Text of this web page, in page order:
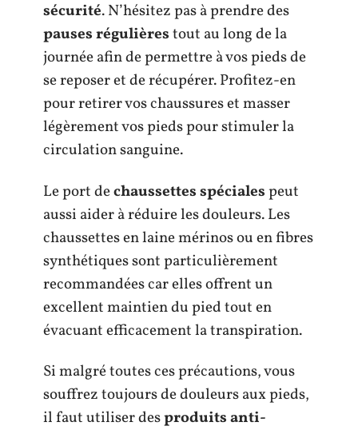
sécurité. N’hésitez pas à prendre des
pauses régulièrestout au long de la
journée afin de permettre à vos pieds de
se reposer et de récupérer. Profitez-en
pour retirer vos chaussures et masser
légèrement vos pieds pour stimuler la
circulation sanguine.
Le port dechaussettes spécialespeut
aussi aider à réduire les douleurs. Les
chaussettes en laine mérinos ou en fibres
synthétiques sont particulièrement
recommandées car elles offrent un
excellent maintien du pied tout en
évacuant efficacement la transpiration.
Si malgré toutes ces précautions, vous
souffrez toujours de douleurs aux pieds,
il faut utiliser desproduits anti-